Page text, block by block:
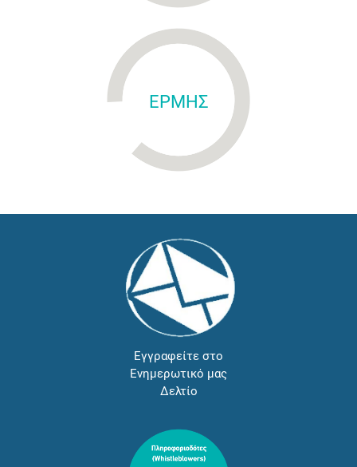
ΕΡΜΗΣ
Εγγραφείτε στο
Ενημερωτικό μας
Δελτίο